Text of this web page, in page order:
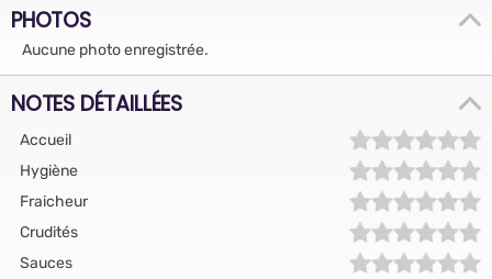
PHOTOS
Aucune photo enregistrée.
NOTES DÉTAILLÉES
Accueil
Hygiène
Fraicheur
Crudités
Sauces